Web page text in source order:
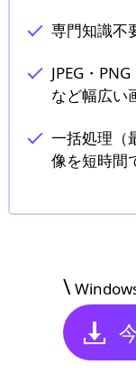
専門知識不
JPEG・
など幅広い
一括処理（
像を短時間
\